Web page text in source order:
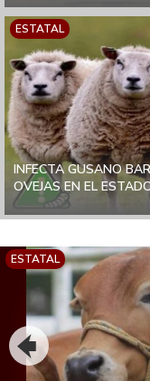
ESTATAL
INFECTA GUSANO
OVEJAS EN EL
ESTATAL